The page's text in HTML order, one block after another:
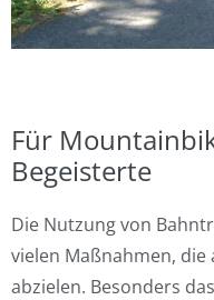
Für
Begeisterte
Die Nutzung von
vielen Maßnahmen, die
abzielen. Besonders